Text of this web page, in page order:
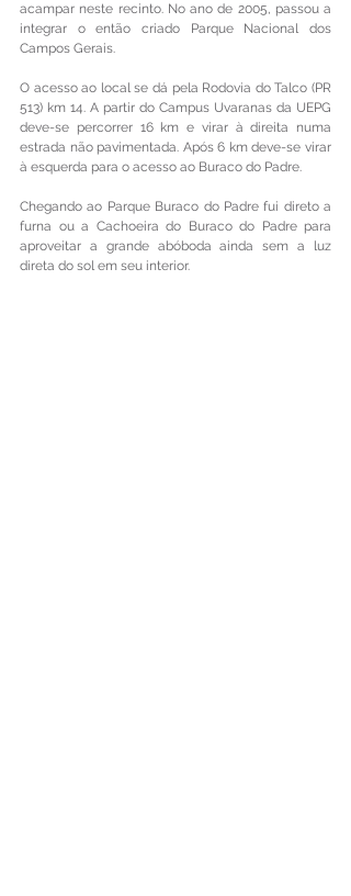
acampar neste recinto. No ano de 2005, passou a
integrar o então criado Parque Nacional dos
Campos Gerais.
O acesso ao local se dá pela Rodovia do Talco (PR
513) km 14. A partir do Campus Uvaranas da UEPG
deve-se percorrer 16 km e virar à direita numa
estrada não pavimentada. Após 6 km deve-se virar
à esquerda para o acesso ao Buraco do Padre.
Chegando ao Parque Buraco do Padre fui direto a
furna ou a Cachoeira do Buraco do Padre para
aproveitar a grande abóboda ainda sem a luz
direta do sol em seu interior.